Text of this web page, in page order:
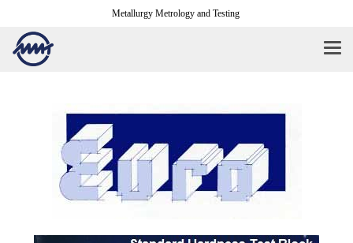
Metallurgy Metrology and Testing